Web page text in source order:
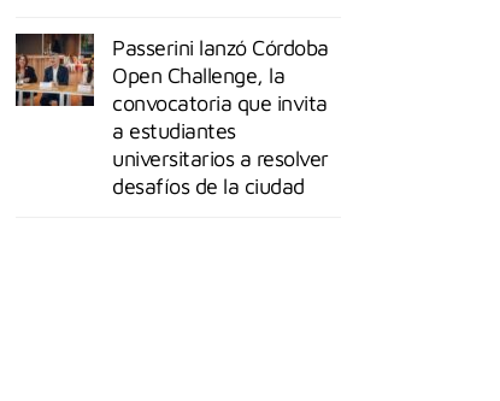
Passerini lanzó Córdoba
Open Challenge, la
convocatoria que invita
a estudiantes
universitarios a resolver
desafíos de la ciudad